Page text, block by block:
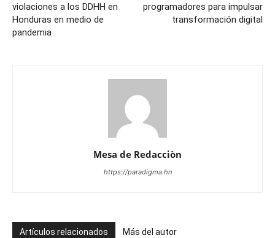
violaciones a los DDHH en
Honduras en medio de
pandemia
programadores para impulsar
transformación digital
Mesa de Redacciòn
https://paradigma.hn
Artículos relacionados Más del autor